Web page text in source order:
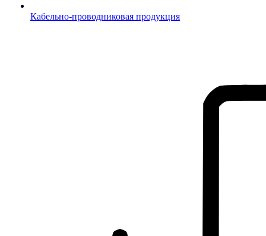
Кабельно-проводниковая продукция